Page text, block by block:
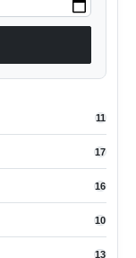
11
17
16
10
13